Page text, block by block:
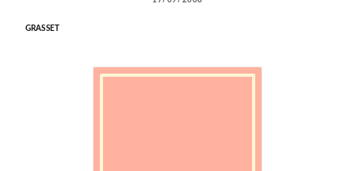
GRASSET